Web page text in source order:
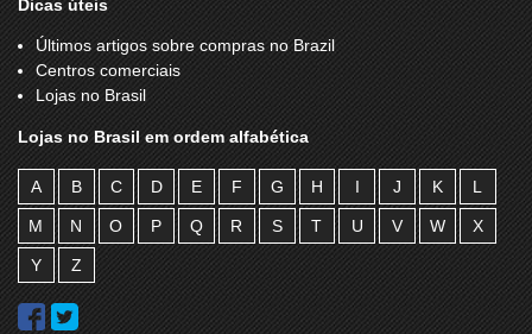
Dicas úteis
Últimos artigos sobre compras no Brazil
Centros comerciais
Lojas no Brasil
Lojas no Brasil em ordem alfabética
A B C D E F G H I J K L
M N O P Q R S T U V W X
Y Z